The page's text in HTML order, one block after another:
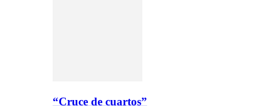
“Cruce de cuartos”